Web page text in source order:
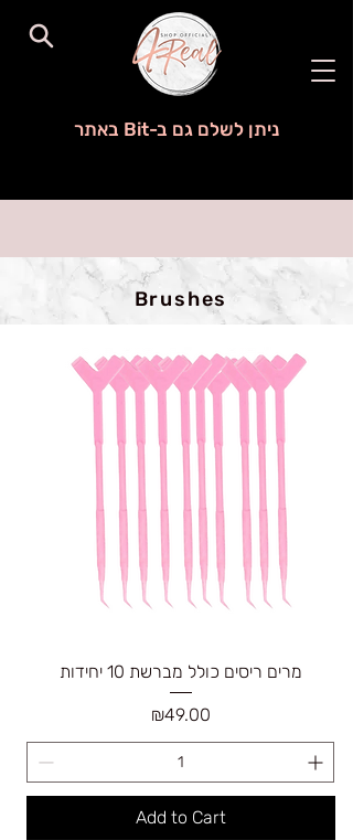
ניתן לשלם גם ב-Bit באתר
מרים ריסים כולל מברשת 10 יחידות
Price
₪49.00
Add to Cart
Brushes